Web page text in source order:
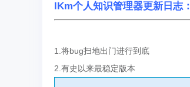
lKm个人知识管理器更新日志：
1.将bug扫地出门进行到底
2.有史以来最稳定版本